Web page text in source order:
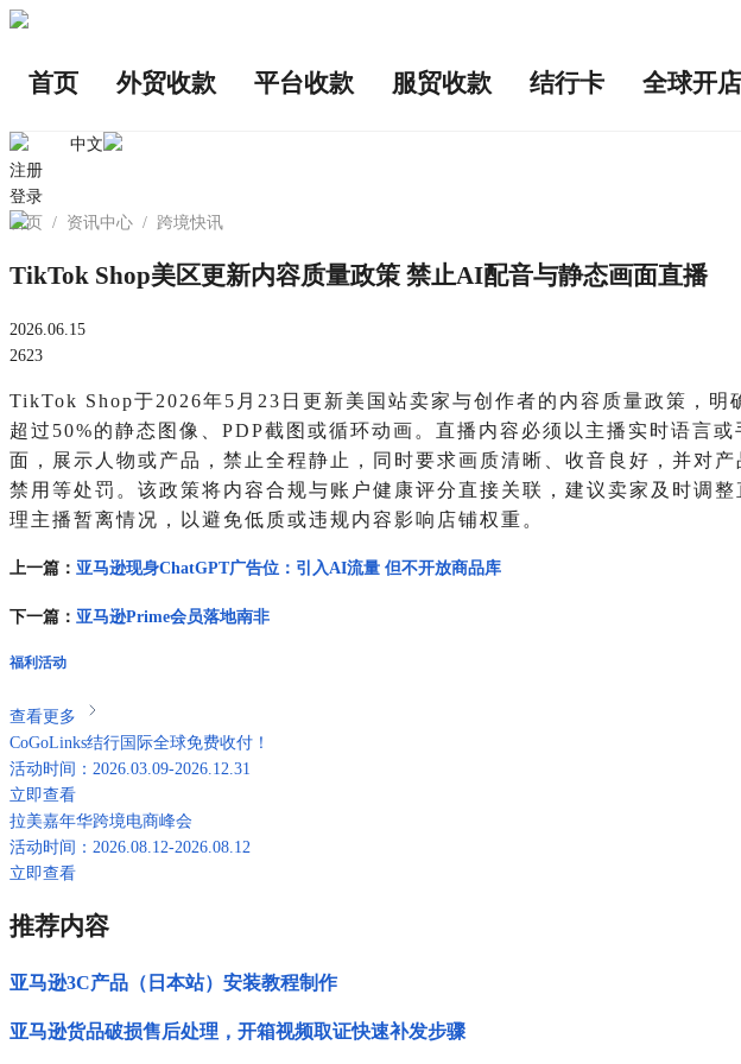
首页 外贸收款 平台收款 服贸收款 结行卡 全球开店
中文
注册
登录
首页
/ 资讯中心 / 跨境快讯
TikTok Shop美区更新内容质量政策 禁止AI配音与静态画面直播
2026.06.15
2623
TikTok Shop于2026年5月23日更新美国站卖家与创作者的内容质量政策，
超过50%的静态图像、PDP截图或循环动画。直播内容必须以主播实时语言
面，展示人物或产品，禁止全程静止，同时要求画质清晰、收音良好，并对
禁用等处罚。该政策将内容合规与账户健康评分直接关联，建议卖家及时调
理主播暂离情况，以避免低质或违规内容影响店铺权重。
上一篇： 亚马逊现身ChatGPT广告位：引入AI流量 但不开放商品库
下一篇： 亚马逊Prime会员落地南非
福利活动
查看更多
CoGoLinks结行国际全球免费收付！
活动时间：2026.03.09-2026.12.31
立即查看
拉美嘉年华跨境电商峰会
活动时间：2026.08.12-2026.08.12
立即查看
推荐内容
亚马逊3C产品（日本站）安装教程制作
亚马逊货品破损售后处理，开箱视频取证快速补发步骤